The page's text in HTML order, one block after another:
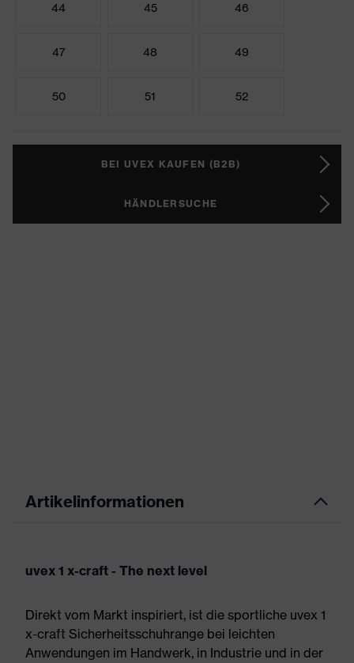
44 45 46
47 48 49
50 51 52
BEI UVEX KAUFEN (B2B)
HÄNDLERSUCHE
Artikelinformationen
uvex 1 x-craft - The next level
Direkt vom Markt inspiriert, ist die sportliche uvex 1
x-craft Sicherheitsschuhrange bei leichten
Anwendungen im Handwerk, in Industrie und in der